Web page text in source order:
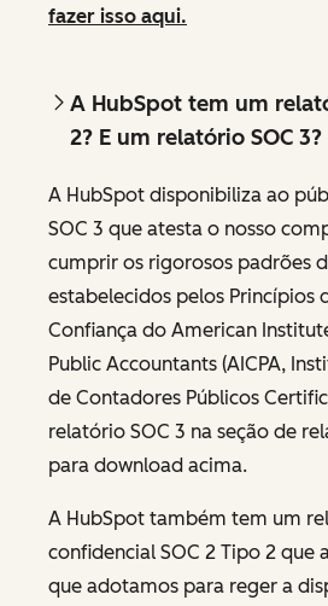
fazer isso aqui.
A HubSpot tem um
2? E um relatório SOC 3?
A HubSpot disponibiliza ao
SOC 3 que atesta o nosso
cumprir os rigorosos padrões
estabelecidos pelos Princípios
Confiança do American
Public Accountants (AICPA,
de Contadores Públicos
relatório SOC 3 na seção de
para download acima.
A HubSpot também tem um
confidencial SOC 2 Tipo 2 que
que adotamos para reger a